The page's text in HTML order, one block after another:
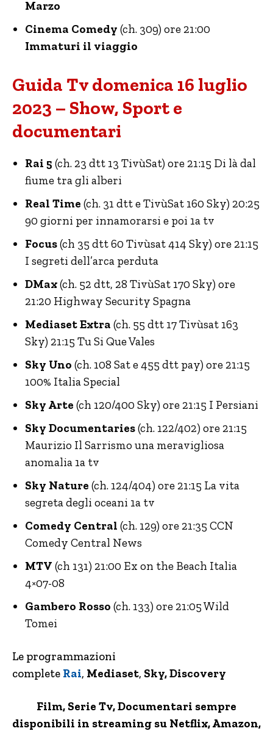
Marzo
Cinema Comedy (ch. 309) ore 21:00
Immaturi il viaggio
Guida Tv domenica 16 luglio
2023 – Show, Sport e
documentari
Rai 5 (ch. 23 dtt 13 TivùSat) ore 21:15 Di là dal
fiume tra gli alberi
Real Time (ch. 31 dtt e TivùSat 160 Sky) 20:25
90 giorni per innamorarsi e poi 1a tv
Focus(ch 35 dtt 60 Tivùsat 414 Sky) ore 21:15
I segreti dell’arca perduta
DMax(ch. 52 dtt, 28 TivùSat 170 Sky) ore
21:20 Highway Security Spagna
Mediaset Extra (ch. 55 dtt 17 Tivùsat 163
Sky) 21:15 Tu Si Que Vales
Sky Uno (ch. 108 Sat e 455 dtt pay) ore 21:15
100% Italia Special
Sky Arte (ch 120/400 Sky) ore 21:15 I Persiani
Sky Documentaries(ch. 122/402) ore 21:15
Maurizio Il Sarrismo una meravigliosa
anomalia 1a tv
Sky Nature (ch. 124/404) ore 21:15 La vita
segreta degli oceani 1a tv
Comedy Central (ch. 129) ore 21:35 CCN
Comedy Central News
MTV (ch 131) 21:00 Ex on the Beach Italia
4×07-08
Gambero Rosso (ch. 133) ore 21:05 Wild
Tomei
Le programmazioni
complete Rai, Mediaset, Sky, Discovery
Film, Serie Tv, Documentari sempre
disponibili in streaming su Netflix,Amazon,